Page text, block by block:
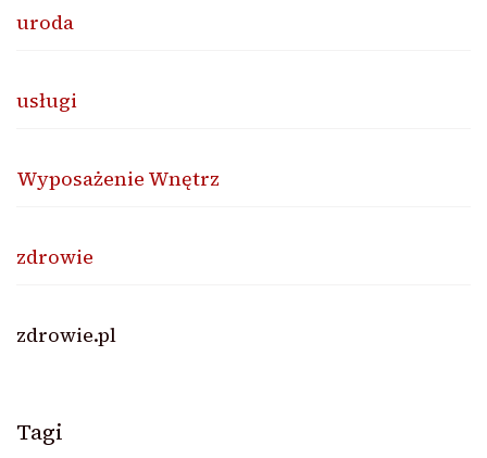
uroda
usługi
Wyposażenie Wnętrz
zdrowie
zdrowie.pl
Tagi